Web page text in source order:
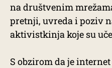
na društvenim
pretnji, uvreda i poziv
aktivistkinja koje su
S obzirom da je